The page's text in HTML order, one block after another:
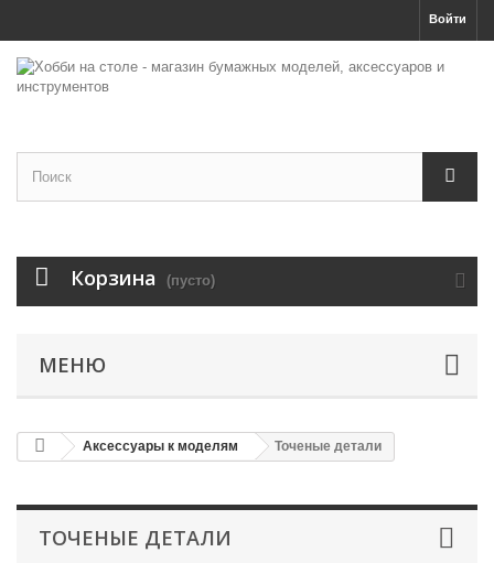
Войти
Корзина (пусто)
МЕНЮ
Аксессуары к моделям Точеные детали
ТОЧЕНЫЕ ДЕТАЛИ